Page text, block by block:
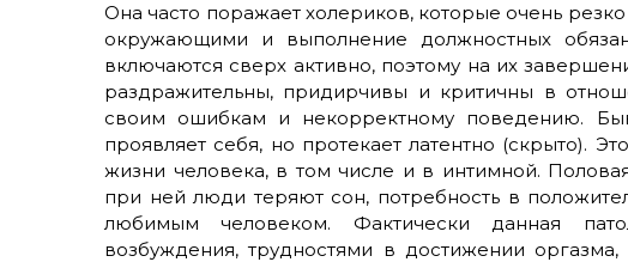
Она часто поражает холериков, которые очень
окружающими и выполнение должностных
включаются сверх активно, поэтому на их
раздражительны, придирчивы и критичны в
своим ошибкам и некорректному поведению.
проявляет себя, но протекает латентно (скрыто).
жизни человека, в том числе и в интимной.
при ней люди теряют сон, потребность в
любимым человеком. Фактически данная
возбуждения, трудностями в достижении